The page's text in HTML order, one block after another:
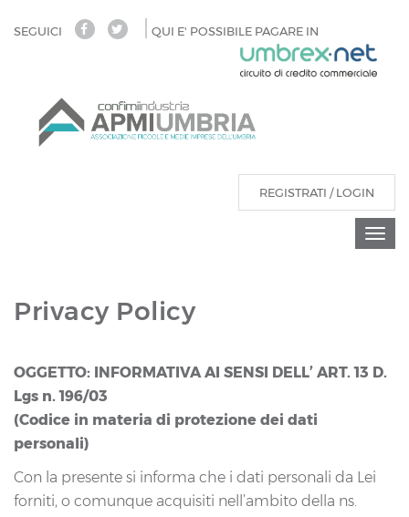
SEGUICI QUI E' POSSIBILE PAGARE IN
REGISTRATI / LOGIN
Privacy Policy
OGGETTO: INFORMATIVA AI SENSI DELL’ ART. 13 D.
Lgs n. 196/03
(Codice in materia di protezione dei dati
personali)
Con la presente si informa che i dati personali da Lei
forniti, o comunque acquisiti nell’ambito della ns.